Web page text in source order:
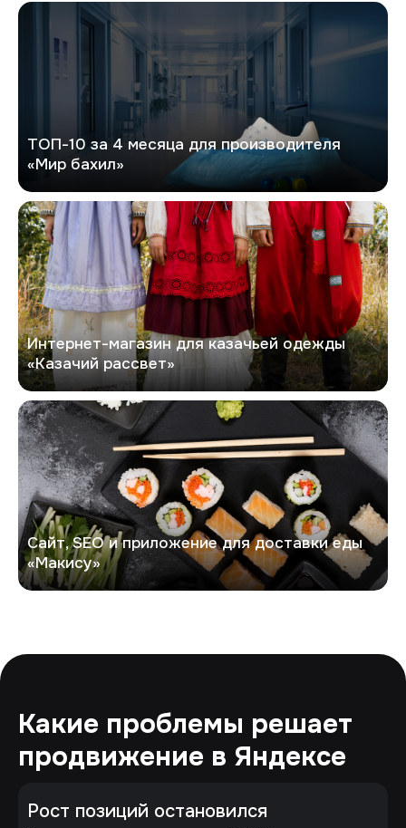
Мир бахил
ТОП-10 за 4 месяца для производителя
«Мир бахил»
Казачий рассвет
Интернет-магазин для казачьей одежды
«Казачий рассвет»
Макису
Сайт, SEO и приложение для доставки еды
«Макису»
Какие проблемы решает
продвижение в Яндексе
Рост позиций остановился